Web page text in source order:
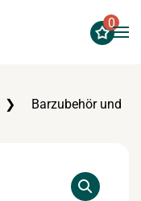
0
Barzubehör und